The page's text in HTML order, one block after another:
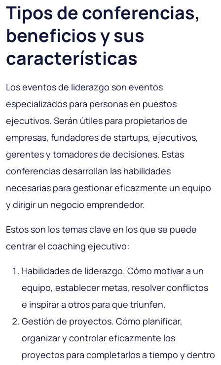
Tipos de conferencias,
beneficios y sus
características
Los eventos de liderazgo son eventos
especializados para personas en puestos
ejecutivos. Serán útiles para propietarios de
empresas, fundadores de startups, ejecutivos,
gerentes y tomadores de decisiones. Estas
conferencias desarrollan las habilidades
necesarias para gestionar eficazmente un equipo
y dirigir un negocio emprendedor.
Estos son los temas clave en los que se puede
centrar el coaching ejecutivo:
Habilidades de liderazgo. Cómo motivar a un
equipo, establecer metas, resolver conflictos
e inspirar a otros para que triunfen.
Gestión de proyectos. Cómo planificar,
organizar y controlar eficazmente los
proyectos para completarlos a tiempo y dentro